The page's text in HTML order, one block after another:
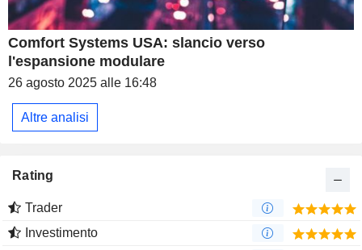
Comfort Systems USA: slancio verso
l'espansione modulare
26 agosto 2025 alle 16:48
Altre analisi
Rating
Trader
Investimento